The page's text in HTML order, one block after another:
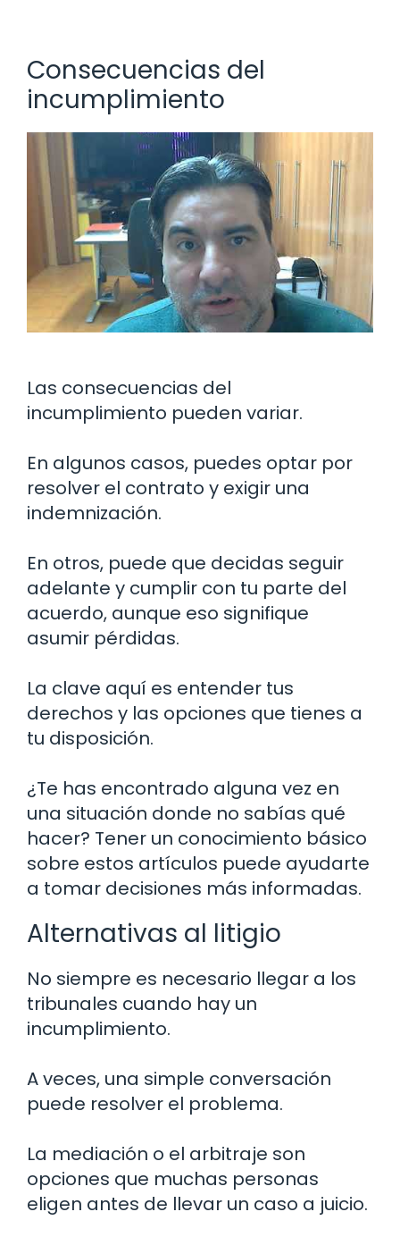
Consecuencias del
incumplimiento
Las consecuencias del
incumplimiento pueden variar.
En algunos casos, puedes optar por
resolver el contrato y exigir una
indemnización.
En otros, puede que decidas seguir
adelante y cumplir con tu parte del
acuerdo, aunque eso signifique
asumir pérdidas.
La clave aquí es entender tus
derechos y las opciones que tienes a
tu disposición.
¿Te has encontrado alguna vez en
una situación donde no sabías qué
hacer? Tener un conocimiento básico
sobre estos artículos puede ayudarte
a tomar decisiones más informadas.
Alternativas al litigio
No siempre es necesario llegar a los
tribunales cuando hay un
incumplimiento.
A veces, una simple conversación
puede resolver el problema.
La mediación o el arbitraje son
opciones que muchas personas
eligen antes de llevar un caso a juicio.